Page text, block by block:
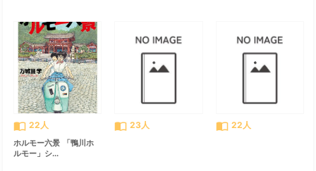
import_contacts 22人
ホルモー六景 「鴨川ホ
ルモー」シ...
import_contacts 23人 import_contacts 22人